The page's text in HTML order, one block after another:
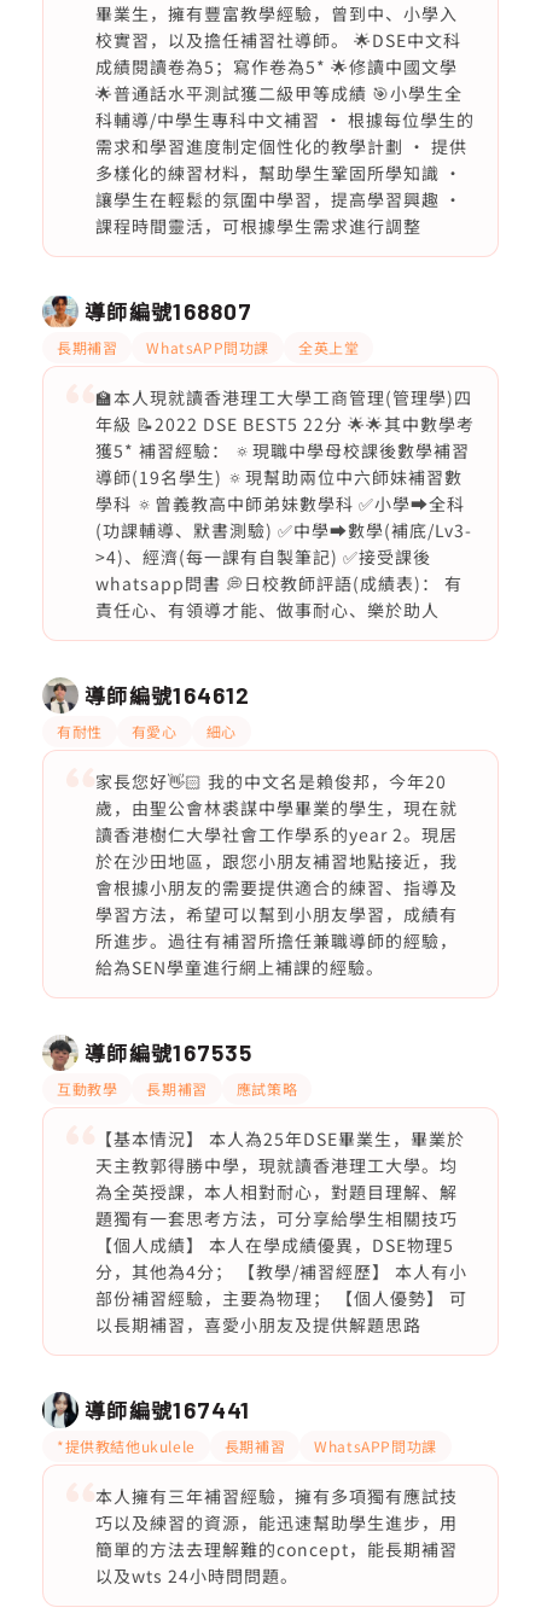
畢業生，擁有豐富教學經驗，曾到中、小學入
校實習，以及擔任補習社導師。 🌟DSE中文科
成績閱讀卷為5；寫作卷為5* 🌟修讀中國文學
🌟普通話水平測試獲二級甲等成績 🎯小學生全
科輔導/中學生專科中文補習 · 根據每位學生的
需求和學習進度制定個性化的教學計劃 · 提供
多樣化的練習材料，幫助學生鞏固所學知識 ·
讓學生在輕鬆的氛圍中學習，提高學習興趣 ·
課程時間靈活，可根據學生需求進行調整
導師編號168807
長期補習 WhatsAPP問功課 全英上堂
🏫本人現就讀香港理工大學工商管理(管理學)四
年級 📝2022 DSE BEST5 22分 🌟🌟其中數學考
獲5* 補習經驗： 🔅現職中學母校課後數學補習
導師(19名學生) 🔅現幫助兩位中六師妹補習數
學科 🔅曾義教高中師弟妹數學科 ✅小學➡️全科
(功課輔導、默書測驗) ✅中學➡️數學(補底/Lv3-
>4)、經濟(每一課有自製筆記) ✅接受課後
whatsapp問書 💭日校教師評語(成績表)： 有
責任心、有領導才能、做事耐心、樂於助人
導師編號164612
有耐性 有愛心 細心
家長您好👋🏻 我的中文名是賴俊邦，今年20
歲，由聖公會林裘謀中學畢業的學生，現在就
讀香港樹仁大學社會工作學系的year 2。現居
於在沙田地區，跟您小朋友補習地點接近，我
會根據小朋友的需要提供適合的練習、指導及
學習方法，希望可以幫到小朋友學習，成績有
所進步。過往有補習所擔任兼職導師的經驗，
給為SEN學童進行網上補課的經驗。
導師編號167535
互動教學 長期補習 應試策略
【基本情況】 本人為25年DSE畢業生，畢業於
天主教郭得勝中學，現就讀香港理工大學。均
為全英授課，本人相對耐心，對題目理解、解
題獨有一套思考方法，可分享給學生相關技巧
【個人成績】 本人在學成績優異，DSE物理5
分，其他為4分； 【教學/補習經歷】 本人有小
部份補習經驗，主要為物理； 【個人優勢】 可
以長期補習，喜愛小朋友及提供解題思路
導師編號167441
*提供教結他ukulele 長期補習 WhatsAPP問功課
本人擁有三年補習經驗，擁有多項獨有應試技
巧以及練習的資源，能迅速幫助學生進步，用
簡單的方法去理解難的concept，能長期補習
以及wts 24小時問問題。